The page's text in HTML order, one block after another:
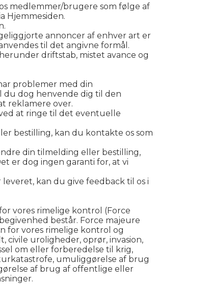
medlemmer/brugere som følge af
Hjemmesiden.
annoncer af enhver art er
til det angivne formål.
driftstab, mistet avance og
problemer med din
du dog henvende dig til den
reklamere over.
at ringe til det eventuelle
bestilling, kan du kontakte os som
din tilmelding eller bestilling,
er dog ingen garanti for, at vi
kan du give feedback til os i
vores rimelige kontrol (Force
består. Force majeure
for vores rimelige kontrol og
uroligheder, oprør, invasion,
om eller forberedelse til krig,
umuliggørelse af brug
af brug af offentlige eller